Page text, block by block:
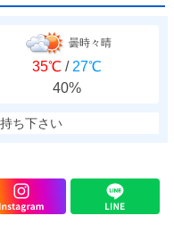
曇時々晴
35℃ / 27℃
40%
ち下さい